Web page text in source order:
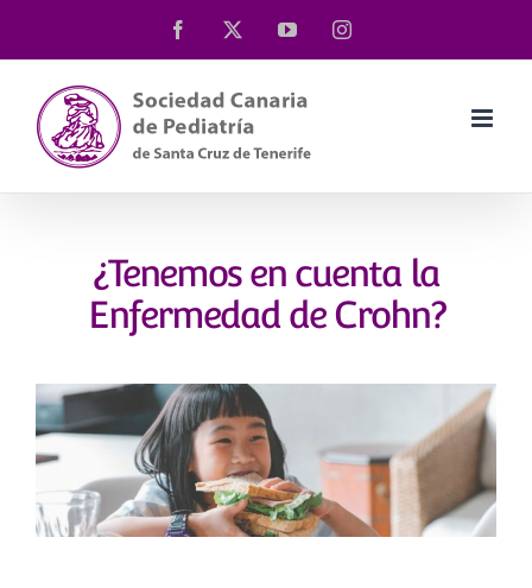
al
contenido
Facebook YouTubeInstagram
¿Tenemos en cuenta la
Enfermedad de Crohn?